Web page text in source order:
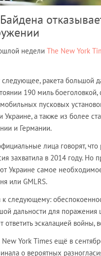
недели The New York
следующее, ракета большой
190 миль
мобильных пусковых
Украине, а также из более
и Германии.
лица говорят,
захватила в 2014 году. Но
Украине самое
или GMLRS.
к следующему:
дальности для
эскалацией
York Times ещё в
о вероятных